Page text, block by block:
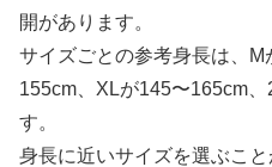
開があります。
サイズごとの参考身長は、
155cm、XLが145〜165cm
す。
身長に近いサイズを選ぶこ